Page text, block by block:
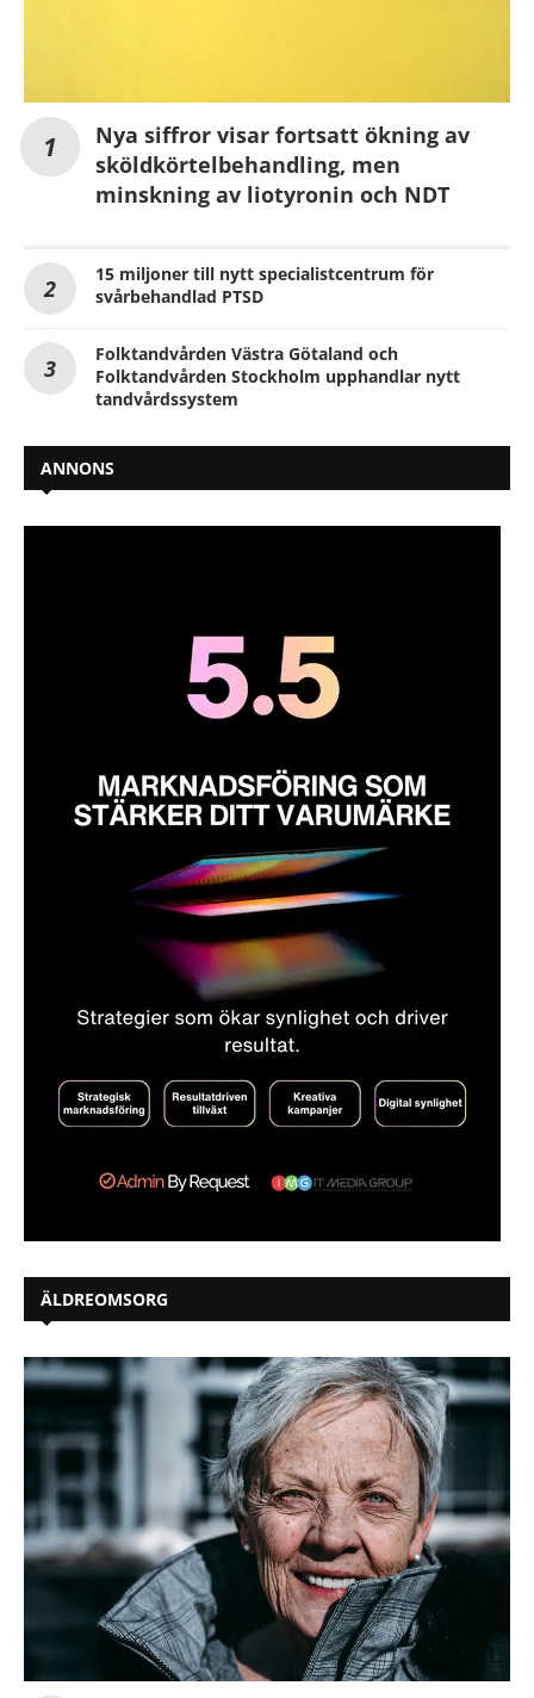
Nya siffror visar fortsatt ökning av
sköldkörtelbehandling, men
minskning av liotyronin och NDT
15 miljoner till nytt specialistcentrum för
svårbehandlad PTSD
Folktandvården Västra Götaland och
Folktandvården Stockholm upphandlar nytt
tandvårdssystem
ANNONS
ÄLDREOMSORG